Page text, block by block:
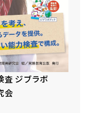
査 ジブラボ
会